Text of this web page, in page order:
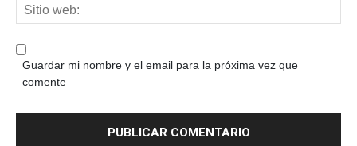
Guardar mi nombre y el email para la próxima vez que
comente